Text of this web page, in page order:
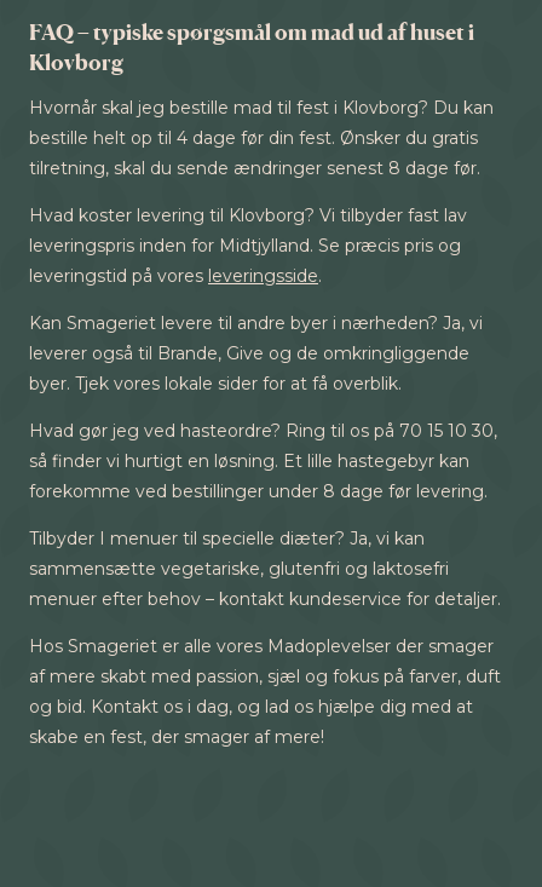
FAQ – typiske spørgsmål om mad ud af huset i
Klovborg
Hvornår skal jeg bestille mad til fest i Klovborg? Du kan
bestille helt op til 4 dage før din fest. Ønsker du gratis
tilretning, skal du sende ændringer senest 8 dage før.
Hvad koster levering til Klovborg? Vi tilbyder fast lav
leveringspris inden for Midtjylland. Se præcis pris og
leveringstid på vores leveringsside.
Kan Smageriet levere til andre byer i nærheden? Ja, vi
leverer også til Brande, Give og de omkringliggende
byer. Tjek vores lokale sider for at få overblik.
Hvad gør jeg ved hasteordre? Ring til os på 70 15 10 30,
så finder vi hurtigt en løsning. Et lille hastegebyr kan
forekomme ved bestillinger under 8 dage før levering.
Tilbyder I menuer til specielle diæter? Ja, vi kan
sammensætte vegetariske, glutenfri og laktosefri
menuer efter behov – kontakt kundeservice for detaljer.
Hos Smageriet er alle vores Madoplevelser der smager
af mere skabt med passion, sjæl og fokus på farver, duft
og bid. Kontakt os i dag, og lad os hjælpe dig med at
skabe en fest, der smager af mere!